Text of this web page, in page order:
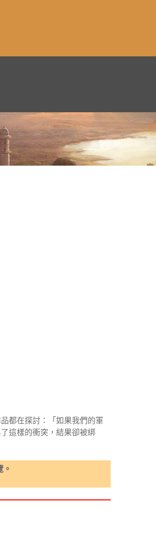
都在探討：「如果我們的軍
這樣的衝突，結果卻被綁